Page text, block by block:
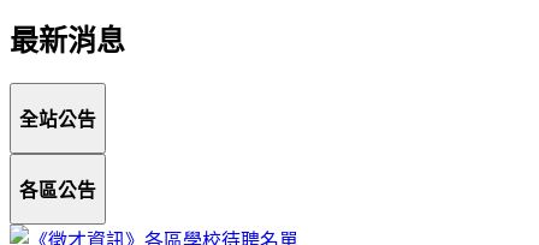
最新消息
全站公告
各區公告